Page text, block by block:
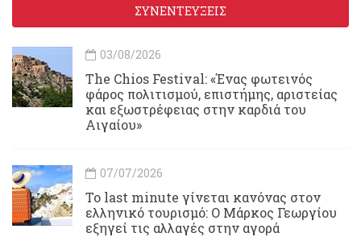
ΣΥΝΕΝΤΕΥΞΕΙΣ
03/08/2026
Τhe Chios Festival: «Ένας φωτεινός
φάρος πολιτισμού, επιστήμης, αριστείας
και εξωστρέφειας στην καρδιά του
Αιγαίου»
07/07/2026
Το last minute γίνεται κανόνας στον
ελληνικό τουρισμό: Ο Μάρκος Γεωργίου
εξηγεί τις αλλαγές στην αγορά